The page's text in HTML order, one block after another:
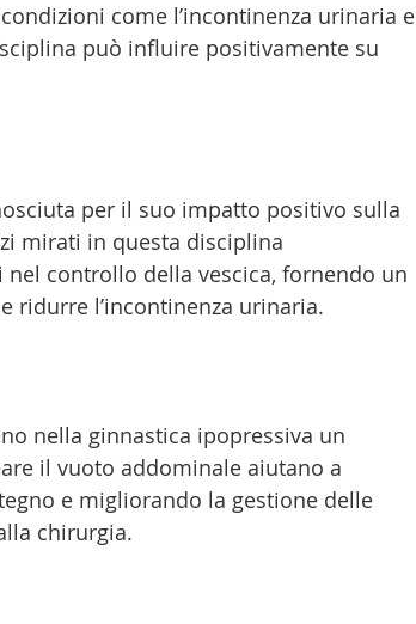
come l’incontinenza urinaria e
può influire positivamente su
per il suo impatto positivo sulla
mirati in questa disciplina
controllo della vescica, fornendo un
ridurre l’incontinenza urinaria.
nella ginnastica ipopressiva un
il vuoto addominale aiutano a
e migliorando la gestione delle
chirurgia.